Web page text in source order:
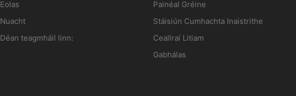
Eolas
Nuacht
Déan teagmháil linn:
Painéal Gréine
Stáisiún Cumhachta Inaistrithe
Ceallraí Litiam
Gabhálas